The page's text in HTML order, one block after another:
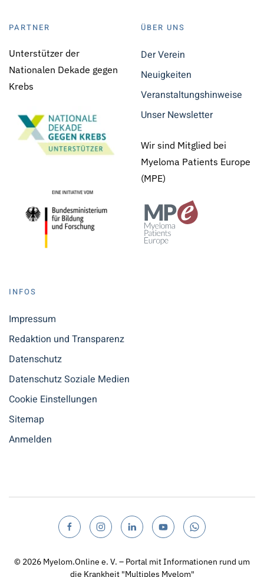
PARTNER
Unterstützer der
Nationalen Dekade gegen
Krebs
ÜBER UNS
Der Verein
Neuigkeiten
Veranstaltungshinweise
Unser Newsletter
Wir sind Mitglied bei
Myeloma Patients Europe
(MPE)
INFOS
Impressum
Redaktion und Transparenz
Datenschutz
Datenschutz Soziale Medien
Cookie Einstellungen
Sitemap
Anmelden
© 2026 Myelom.Online e. V. – Portal mit Informationen rund um
die Krankheit "Multiples Myelom"